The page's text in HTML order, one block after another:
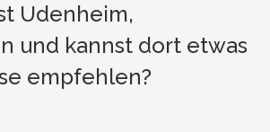
Udenheim,
und kannst dort etwas
empfehlen?